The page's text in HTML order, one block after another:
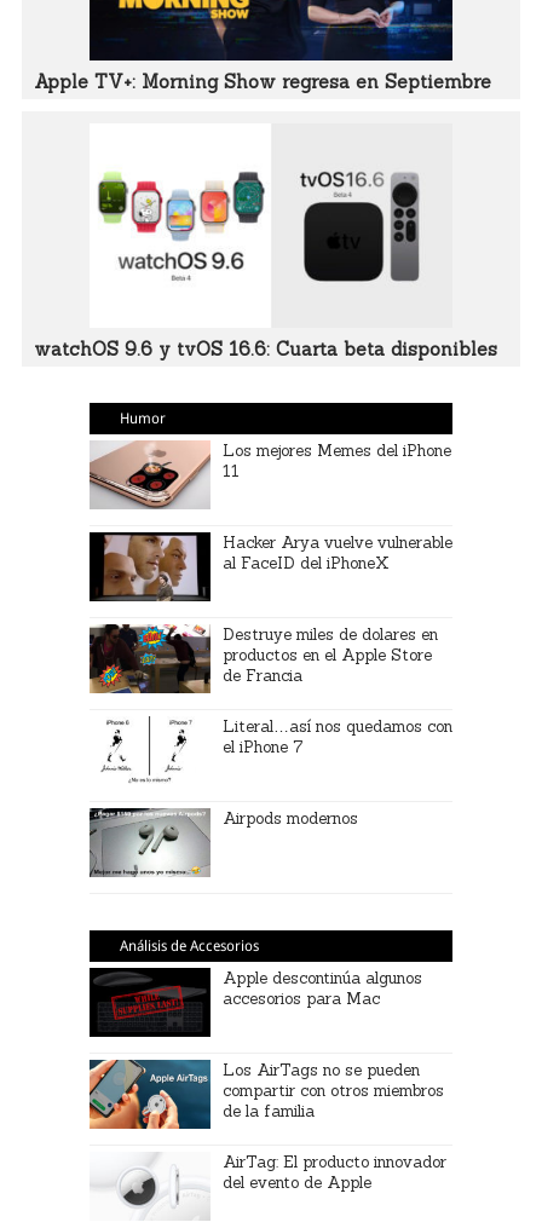
Apple TV+: Morning Show regresa en Septiembre
watchOS 9.6 y tvOS 16.6: Cuarta beta disponibles
Humor
Los mejores Memes del iPhone
11
Hacker Arya vuelve vulnerable
al FaceID del iPhoneX
Destruye miles de dolares en
productos en el Apple Store
de Francia
Literal…así nos quedamos con
el iPhone 7
Airpods modernos
Análisis de Accesorios
Apple descontinúa algunos
accesorios para Mac
Los AirTags no se pueden
compartir con otros miembros
de la familia
AirTag: El producto innovador
del evento de Apple